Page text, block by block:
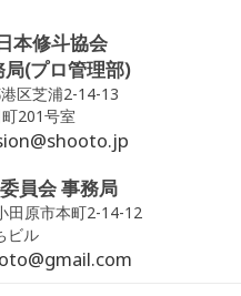
本修斗協会
(プロ管理部)
区芝浦2-14-13
201号室
員会 事務局
田原市本町2-14-12
ビル